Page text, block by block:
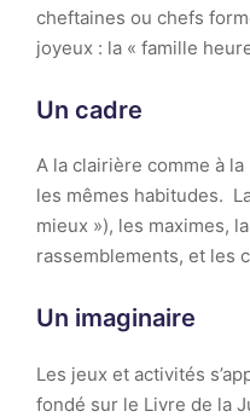
cheftaines ou chefs
joyeux : la « famille
Un cadre
A la clairière comme à
les mêmes habitudes.
mieux »), les maximes,
rassemblements, et les
Un imaginaire
Les jeux et activités
fondé sur le Livre de la